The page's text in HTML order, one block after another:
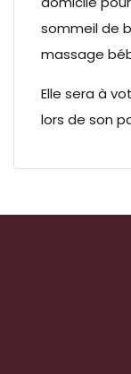
sommeil de
massage
Elle sera à
lors de son